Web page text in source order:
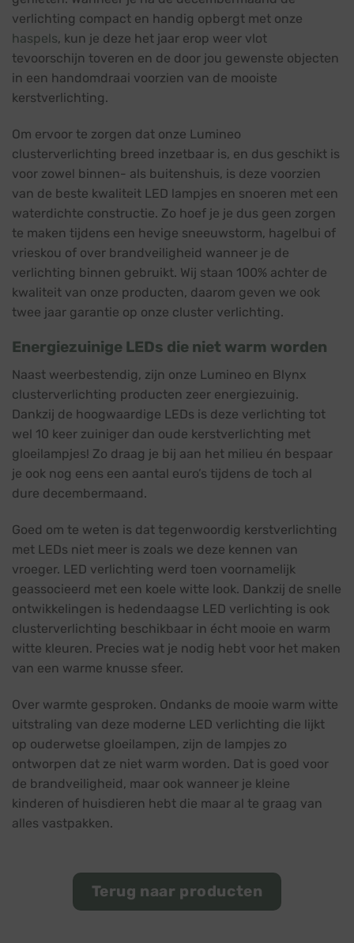
verlichting compact en handig opbergt met onze
haspels, kun je deze het jaar erop weer vlot
tevoorschijn toveren en de door jou gewenste objecten
in een handomdraai voorzien van de mooiste
kerstverlichting.
Om ervoor te zorgen dat onze Lumineo
clusterverlichting breed inzetbaar is, en dus geschikt is
voor zowel binnen- als buitenshuis, is deze voorzien
van de beste kwaliteit LED lampjes en snoeren met een
waterdichte constructie. Zo hoef je je dus geen zorgen
te maken tijdens een hevige sneeuwstorm, hagelbui of
vrieskou of over brandveiligheid wanneer je de
verlichting binnen gebruikt. Wij staan 100% achter de
kwaliteit van onze producten, daarom geven we ook
twee jaar garantie op onze cluster verlichting.
Energiezuinige LEDs die niet warm worden
Naast weerbestendig, zijn onze Lumineo en Blynx
clusterverlichting producten zeer energiezuinig.
Dankzij de hoogwaardige LEDs is deze verlichting tot
wel 10 keer zuiniger dan oude kerstverlichting met
gloeilampjes! Zo draag je bij aan het milieu én bespaar
je ook nog eens een aantal euro’s tijdens de toch al
dure decembermaand.
Goed om te weten is dat tegenwoordig kerstverlichting
met LEDs niet meer is zoals we deze kennen van
vroeger. LED verlichting werd toen voornamelijk
geassocieerd met een koele witte look. Dankzij de snelle
ontwikkelingen is hedendaagse LED verlichting is ook
clusterverlichting beschikbaar in écht mooie en warm
witte kleuren. Precies wat je nodig hebt voor het maken
van een warme knusse sfeer.
Over warmte gesproken. Ondanks de mooie warm witte
uitstraling van deze moderne LED verlichting die lijkt
op ouderwetse gloeilampen, zijn de lampjes zo
ontworpen dat ze niet warm worden. Dat is goed voor
de brandveiligheid, maar ook wanneer je kleine
kinderen of huisdieren hebt die maar al te graag van
alles vastpakken.
Terug naar producten